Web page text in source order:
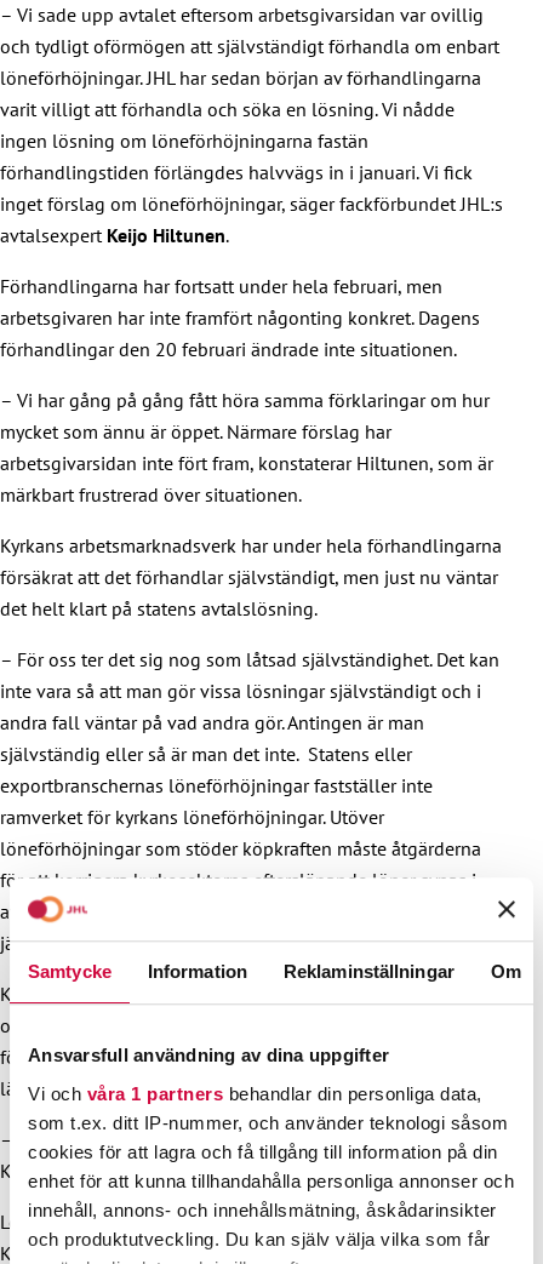
Samtycke Information Reklaminställningar Om
Ansvarsfull användning av dina uppgifter
Vi och våra 1 partners behandlar din personliga data,
som t.ex. ditt IP-nummer, och använder teknologi såsom
cookies för att lagra och få tillgång till information på din
enhet för att kunna tillhandahålla personliga annonser och
innehåll, annons- och innehållsmätning, åskådarinsikter
och produktutveckling. Du kan själv välja vilka som får
– Vi sade upp avtalet eftersom arbetsgivarsidan var ovillig
och tydligt oförmögen att självständigt förhandla om enbart
löneförhöjningar. JHL har sedan början av förhandlingarna
varit villigt att förhandla och söka en lösning. Vi nådde
ingen lösning om löneförhöjningarna fastän
förhandlingstiden förlängdes halvvägs in i januari. Vi fick
inget förslag om löneförhöjningar, säger fackförbundet JHL:s
avtalsexpert Keijo Hiltunen.
Förhandlingarna har fortsatt under hela februari, men
arbetsgivaren har inte framfört någonting konkret. Dagens
förhandlingar den 20 februari ändrade inte situationen.
– Vi har gång på gång fått höra samma förklaringar om hur
mycket som ännu är öppet. Närmare förslag har
arbetsgivarsidan inte fört fram, konstaterar Hiltunen, som är
märkbart frustrerad över situationen.
Kyrkans arbetsmarknadsverk har under hela förhandlingarna
försäkrat att det förhandlar självständigt, men just nu väntar
det helt klart på statens avtalslösning.
– För oss ter det sig nog som låtsad självständighet. Det kan
inte vara så att man gör vissa lösningar självständigt och i
andra fall väntar på vad andra gör. Antingen är man
självständig eller så är man det inte. Statens eller
exportbranschernas löneförhöjningar fastställer inte
ramverket för kyrkans löneförhöjningar. Utöver
löneförhöjningar som stöder köpkraften måste åtgärderna
för att korrigera kyrkosektorns eftersläpande löner synas i
avtalslösningen. Kyrkan kan inte heller välja att inte ta i bruk
jämställda familjeledigheter, listar Keijo Hiltunen.
Kyrkosektorns avtalsförhandlingar fortsätter ännu den 22
och den 27 februari. Om man inte når ett
förhandlingsresultat, går kyrkosektorn in i ett avtalslöst
läge.
– Och då är allt möjligt, även inom kyrkosektorn, påminner
Keijo Hiltunen.
Löntagarnas företrädare i kyrkans förhandlingar är
Kyrkfackets union (JHL och Jyty), Förhandlingsorganisationen